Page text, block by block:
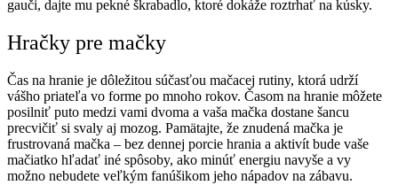
gauči, dajte mu pekné škrabadlo, ktoré dokáže roztrhať na kúsky.
Hračky pre mačky
Čas na hranie je dôležitou súčasťou mačacej rutiny, ktorá udrží
vášho priateľa vo forme po mnoho rokov. Časom na hranie môžete
posilniť puto medzi vami dvoma a vaša mačka dostane šancu
precvičiť si svaly aj mozog. Pamätajte, že znudená mačka je
frustrovaná mačka – bez dennej porcie hrania a aktivít bude vaše
mačiatko hľadať iné spôsoby, ako minúť energiu navyše a vy
možno nebudete veľkým fanúšikom jeho nápadov na zábavu.